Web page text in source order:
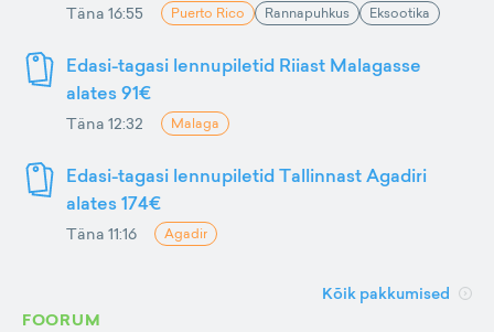
Täna 16:55 Puerto Rico Rannapuhkus Eksootika
Edasi-tagasi lennupiletid Riiast Malagasse
alates 91€
Täna 12:32 Malaga
Edasi-tagasi lennupiletid Tallinnast Agadiri
alates 174€
Täna 11:16 Agadir
Kõik pakkumised
FOORUM